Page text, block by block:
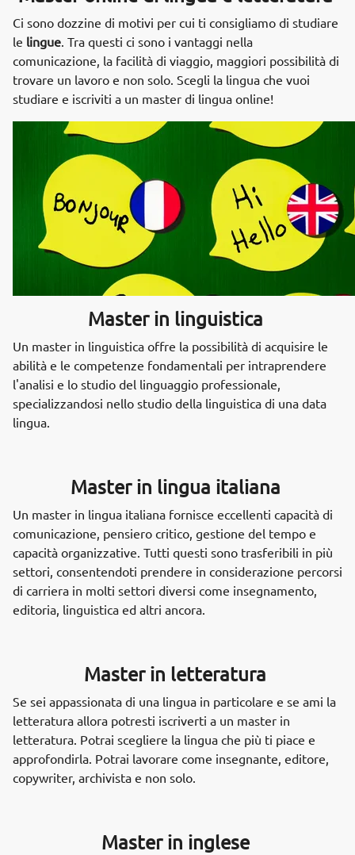
Ci sono dozzine di motivi per cui ti consigliamo di studiare
le lingue. Tra questi ci sono i vantaggi nella
comunicazione, la facilità di viaggio, maggiori possibilità di
trovare un lavoro e non solo. Scegli la lingua che vuoi
studiare e iscriviti a un master di lingua online!
Master in linguistica
Un master in linguistica offre la possibilità di acquisire le
abilità e le competenze fondamentali per intraprendere
l'analisi e lo studio del linguaggio professionale,
specializzandosi nello studio della linguistica di una data
lingua.
Master in lingua italiana
Un master in lingua italiana fornisce eccellenti capacità di
comunicazione, pensiero critico, gestione del tempo e
capacità organizzative. Tutti questi sono trasferibili in più
settori, consentendoti prendere in considerazione percorsi
di carriera in molti settori diversi come insegnamento,
editoria, linguistica ed altri ancora.
Master in letteratura
Se sei appassionata di una lingua in particolare e se ami la
letteratura allora potresti iscriverti a un master in
letteratura. Potrai scegliere la lingua che più ti piace e
approfondirla. Potrai lavorare come insegnante, editore,
copywriter, archivista e non solo.
Master in inglese